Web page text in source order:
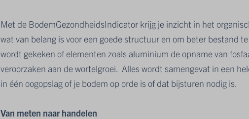
Met de BodemGezondheidsIndicator krijg je inzicht in het
wat van belang is voor een goede structuur en om beter bestand
wordt gekeken of elementen zoals aluminium de opname van
veroorzaken aan de wortelgroei. Alles wordt samengevat in een
in één oogopslag of je bodem op orde is of dat bijsturen nodig is.
Van meten naar handelen